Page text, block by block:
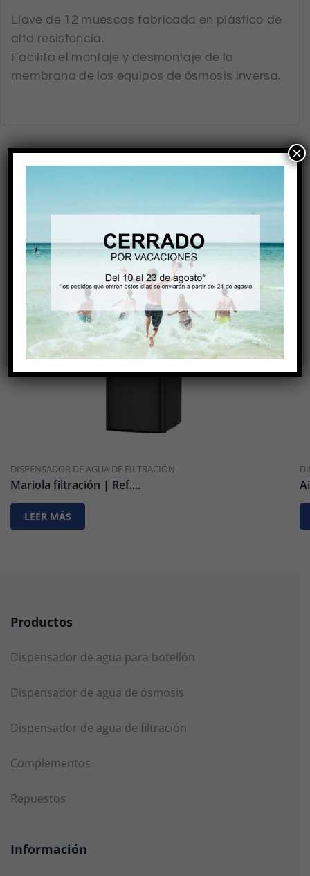
Llave de 12 muescas fabricada en plástico de
alta resistencia.
Facilita el montaje y desmontaje de la
membrana de los equipos de ósmosis inversa.
RELATED PRODUCTS
DISPENSADOR DE AGUA DE FILTRACIÓN
Mariola filtración | Ref....
LEER MÁS
Productos
Dispensador de agua para botellón
Dispensador de agua de ósmosis
Dispensador de agua de filtración
Complementos
Repuestos
Información
×